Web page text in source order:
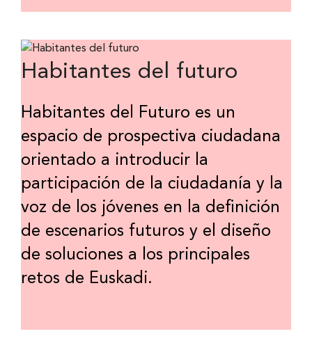
Habitantes del futuro
Habitantes del Futuro es un
espacio de prospectiva ciudadana
orientado a introducir la
participación de la ciudadanía y la
voz de los jóvenes en la definición
de escenarios futuros y el diseño
de soluciones a los principales
retos de Euskadi.